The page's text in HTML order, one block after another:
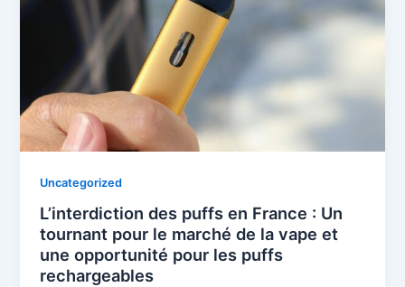
Uncategorized
L’interdiction des puffs en France : Un
tournant pour le marché de la vape et
une opportunité pour les puffs
rechargeables